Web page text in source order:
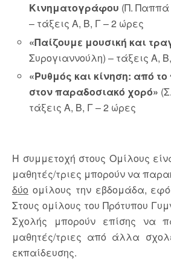
Κινηματογράφου (Π. Παππά
– τάξεις Α, Β, Γ – 2 ώρες
«Παίζουμε μουσική και
Συρογιαννούλη) – τάξεις Α,
«Ρυθμός και κίνηση: από
στον παραδοσιακό χορό»
τάξεις Α, Β, Γ – 2 ώρες
Η συμμετοχή στους Ομίλους
μαθητές/τριες μπορούν να
δύο ομίλους την εβδομάδα,
Στους ομίλους του Πρότυπου
Σχολής μπορούν επίσης να
μαθητές/τριες από άλλα
εκπαίδευσης.